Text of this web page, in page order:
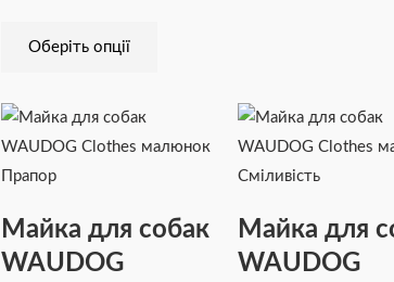
Оберіть опції
Майка для собак
WAUDOG
цін:
до
товар
варіантів.
Параметри
Майка для
WAUDOG